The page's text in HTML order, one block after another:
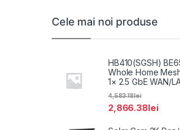
Cele mai noi produse
HB410(SGSH)
Whole Home
1× 2.5 GbE WAN/
2,866.38lei
4,583.18lei